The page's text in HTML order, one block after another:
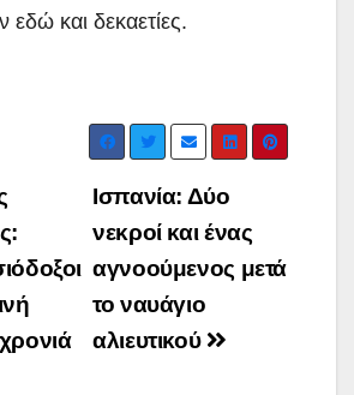
εδώ και δεκαετίες.
Iσπανία: Δύο
νεκροί και ένας
αγνοούμενος μετά
το ναυάγιο
αλιευτικού